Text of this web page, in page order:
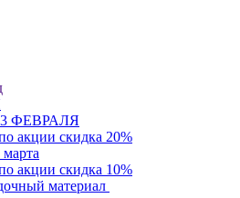
ФЕВРАЛЯ
акции скидка 20%
акции скидка 10%
материал